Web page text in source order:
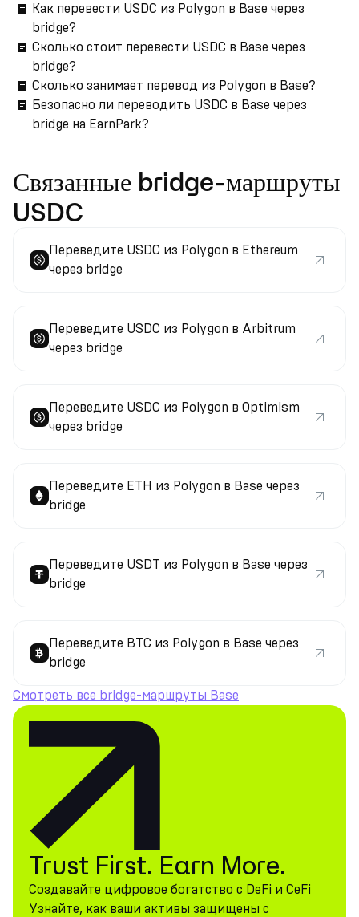
Как перевести USDC из Polygon в Base через
bridge?
Сколько стоит перевести USDC в Base через
bridge?
Сколько занимает перевод из Polygon в Base?
Безопасно ли переводить USDC в Base через
bridge на EarnPark?
Связанные bridge-маршруты
USDC
Переведите USDC из Polygon в Ethereum
через bridge
Переведите USDC из Polygon в Arbitrum
через bridge
Переведите USDC из Polygon в Optimism
через bridge
Переведите ETH из Polygon в Base через
bridge
Переведите USDT из Polygon в Base через
bridge
Переведите BTC из Polygon в Base через
bridge
Смотреть все bridge-маршруты Base
Trust First. Earn More.
Создавайте цифровое богатство с DeFi и CeFi
Узнайте, как ваши активы защищены с